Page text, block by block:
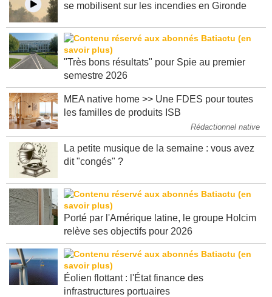
se mobilisent sur les incendies en Gironde
"Très bons résultats" pour Spie au premier
semestre 2026
MEA native home >> Une FDES pour toutes
les familles de produits ISB
Rédactionnel native
La petite musique de la semaine : vous avez
dit "congés" ?
Porté par l'Amérique latine, le groupe Holcim
relève ses objectifs pour 2026
Éolien flottant : l'État finance des
infrastructures portuaires